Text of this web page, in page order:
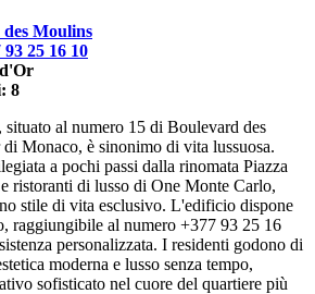
des Moulins
93 25 16 10
8
al numero 15 di Boulevard des
Monaco, è sinonimo di vita lussuosa.
a pochi passi dalla rinomata Piazza
ristoranti di lusso di One Monte Carlo,
stile di vita esclusivo. L'edificio dispone
raggiungibile al numero +377 93 25 16
personalizzata. I residenti godono di
moderna e lusso senza tempo,
sofisticato nel cuore del quartiere più